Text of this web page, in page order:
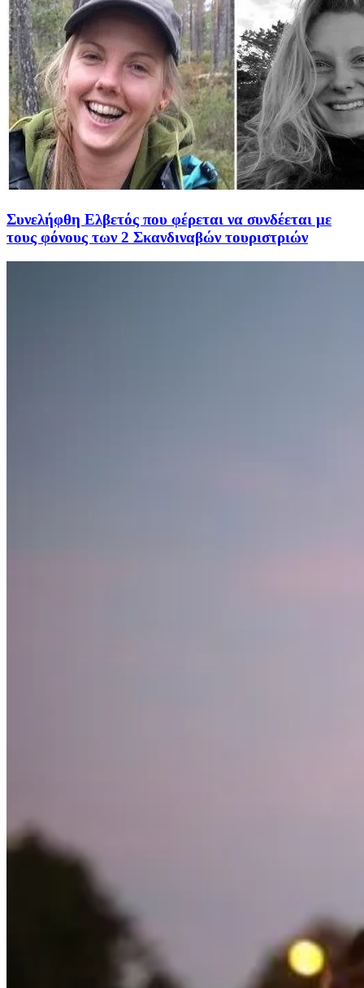
Συνελήφθη Ελβετός που φέρεται να συνδέεται με
τους φόνους των 2 Σκανδιναβών τουριστριών